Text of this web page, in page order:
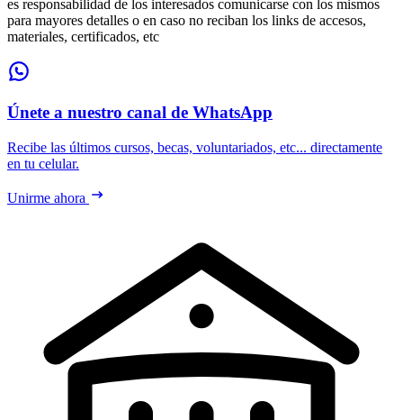
es responsabilidad de los interesados comunicarse con los mismos
para mayores detalles o en caso no reciban los links de accesos,
materiales, certificados, etc
Únete a nuestro canal de WhatsApp
Recibe las últimos cursos, becas, voluntariados, etc... directamente
en tu celular.
Unirme ahora